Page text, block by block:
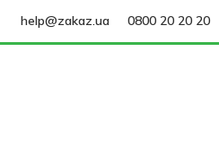
help@zakaz.ua 0800 20 20 20